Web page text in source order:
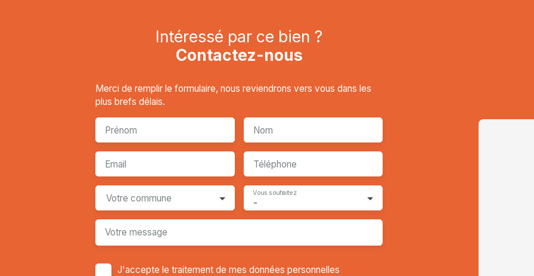
Intéressé par ce bien ?
Contactez-nous
Merci de remplir le formulaire, nous reviendrons vers vous dans les
plus brefs délais.
Prénom Nom
Email Téléphone
Votre commune -
Vous souhaitez
Votre message
J'accepte le traitement de mes données personnelles